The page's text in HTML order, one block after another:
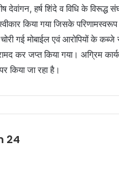
हर्ष शिंदे व विधि के विरूद्ध
किया गया जिसके
गई मोबाईल एवं आरोपियों के
कर जप्त किया गया। अग्रिम
किया जा रहा है।
24